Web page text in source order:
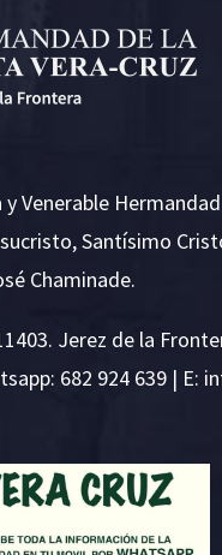
Venerable
Santísimo
Chaminade.
Jerez de la
682 924 639 | E: i